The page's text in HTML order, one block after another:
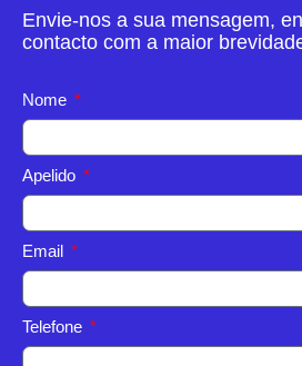
Envie-nos a sua mensagem,
contacto com a maior
Nome
Apelido
Email
Telefone